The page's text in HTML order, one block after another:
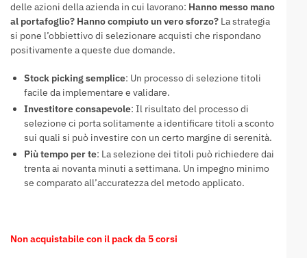
delle azioni della azienda in cui lavorano: Hanno messo mano
al portafoglio? Hanno compiuto un vero sforzo? La strategia
si pone l’obbiettivo di selezionare acquisti che rispondano
positivamente a queste due domande.
Stock picking semplice: Un processo di selezione titoli
facile da implementare e validare.
Investitore consapevole: Il risultato del processo di
selezione ci porta solitamente a identificare titoli a sconto
sui quali si può investire con un certo margine di serenità.
Più tempo per te: La selezione dei titoli può richiedere dai
trenta ai novanta minuti a settimana. Un impegno minimo
se comparato all’accuratezza del metodo applicato.
Non acquistabile con il pack da 5 corsi